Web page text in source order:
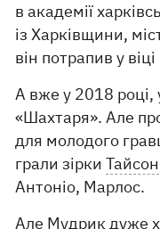
в академії
із Харківщини,
він потрапив у
А вже у 2018 році,
«Шахтаря». Але
для молодого
грали зіркиТайсон
Антоніо, Марлос.
Але Мудрик дуже